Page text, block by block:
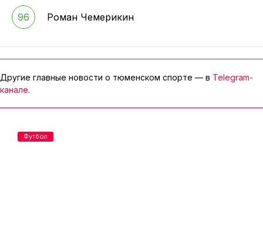
96 Роман Чемерикин
Другие главные новости о тюменском спорте — в Telegram-
канале.
Футбол